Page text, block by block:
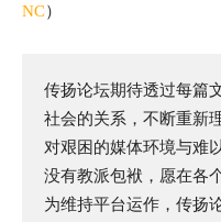
NC）
传扬论坛期待透过每篇
社会的关系，不断重新
对艰困的媒体环境与难
没有教派包袱，愿在各
为维持平台运作，传扬